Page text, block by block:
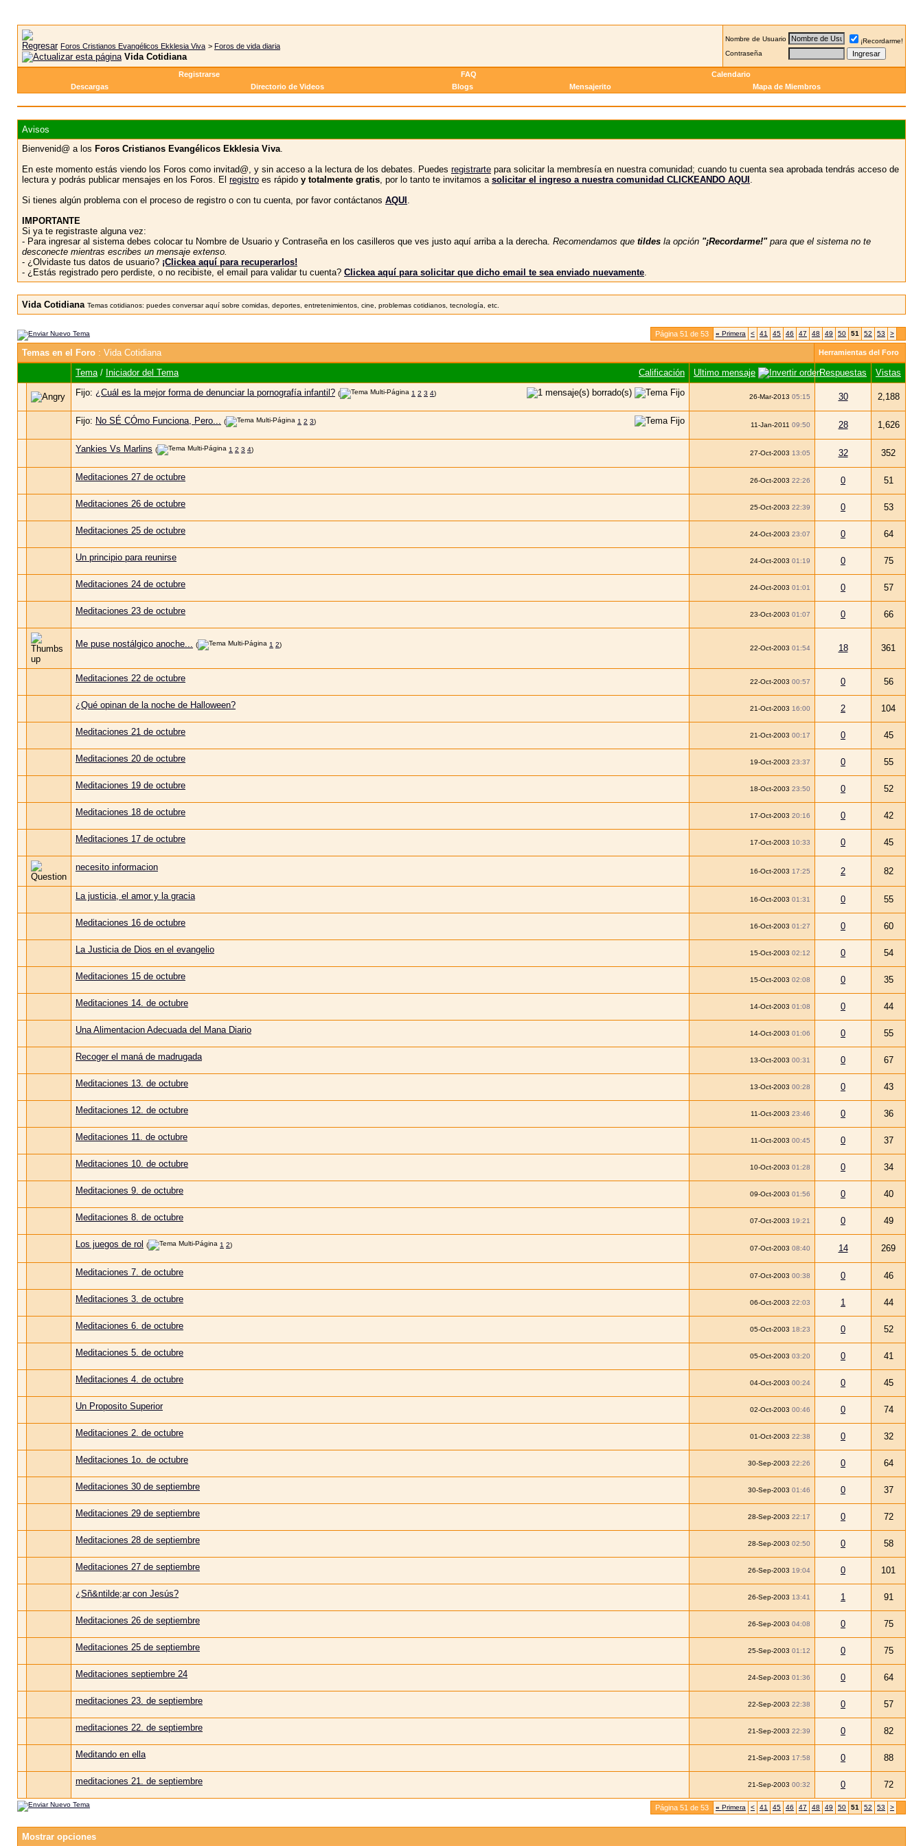
Foros Cristianos Evangélicos Ekklesia Viva > Foros de vida diaria
Vida Cotidiana
Nombre de Usuario
¡Recordarme!
Contraseña
Registrarse FAQ
Calendario
Descargas
Directorio de Videos Blogs Mensajerito Mapa de Miembros
Avisos
Bienvenid@ a los Foros Cristianos Evangélicos Ekklesia Viva.
En este momento estás viendo los Foros como invitad@, y sin acceso a la lectura de los debates. Puedes registrarte para solicitar la membresía en nuestra comunidad; cuando tu cuenta sea aprobada tendrás acceso de
lectura y podrás publicar mensajes en los Foros. El registro es rápido y totalmente gratis, por lo tanto te invitamos a solicitar el ingreso a nuestra comunidad CLICKEANDO AQUI .
Si tienes algún problema con el proceso de registro o con tu cuenta, por favor contáctanos AQUI .
IMPORTANTE
Si ya te registraste alguna vez:
- Para ingresar al sistema debes colocar tu Nombre de Usuario y Contraseña en los casilleros que ves justo aquí arriba a la derecha. Recomendamos que tildes la opción "¡Recordarme!"para que el sistema no te
desconecte mientras escribes un mensaje extenso.
- ¿Olvidaste tus datos de usuario? ¡Clickea aquí para recuperarlos!
- ¿Estás registrado pero perdiste, o no recibiste, el email para validar tu cuenta? Clickea aquí para solicitar que dicho email te sea enviado nuevamente.
Vida Cotidiana Temas cotidianos: puedes conversar aquí sobre comidas, deportes, entretenimientos, cine, problemas cotidianos, tecnología, etc.
Página 51 de 53 « Primera < 41 45 46 47 48 49 50 51 52 53 >
Temas en el Foro : Vida Cotidiana Herramientas del Foro
Calificación
Tema/ Iniciador del Tema Ultimo mensaje Respuestas
Vistas
Fijo: ¿Cuál es la mejor forma de denunciar la pornografía infantil? ( 1 2 3 4) 26-Mar-2013 05:15 30 2,188
Fijo: No SÉ CÓmo Funciona, Pero... ( 1 2 3) 11-Jan-2011 09:50 28 1,626
Yankies Vs Marlins ( 1 2 3 4) 27-Oct-2003 13:05 32 352
Meditaciones 27 de octubre 26-Oct-2003 22:26 0 51
Meditaciones 26 de octubre 25-Oct-2003 22:39 0 53
Meditaciones 25 de octubre 24-Oct-2003 23:07 0 64
Un principio para reunirse 24-Oct-2003 01:19 0 75
Meditaciones 24 de octubre 24-Oct-2003 01:01 0 57
Meditaciones 23 de octubre 23-Oct-2003 01:07 0 66
Me puse nostálgico anoche... ( 1 2) 22-Oct-2003 01:54 18 361
Meditaciones 22 de octubre 22-Oct-2003 00:57 0 56
¿Qué opinan de la noche de Halloween? 21-Oct-2003 16:00 2 104
Meditaciones 21 de octubre 21-Oct-2003 00:17 0 45
Meditaciones 20 de octubre 19-Oct-2003 23:37 0 55
Meditaciones 19 de octubre 18-Oct-2003 23:50 0 52
Meditaciones 18 de octubre 17-Oct-2003 20:16 0 42
Meditaciones 17 de octubre 17-Oct-2003 10:33 0 45
necesito informacion 16-Oct-2003 17:25 2 82
La justicia, el amor y la gracia 16-Oct-2003 01:31 0 55
Meditaciones 16 de octubre 16-Oct-2003 01:27 0 60
La Justicia de Dios en el evangelio 15-Oct-2003 02:12 0 54
Meditaciones 15 de octubre 15-Oct-2003 02:08 0 35
Meditaciones 14. de octubre 14-Oct-2003 01:08 0 44
Una Alimentacion Adecuada del Mana Diario 14-Oct-2003 01:06 0 55
Recoger el maná de madrugada 13-Oct-2003 00:31 0 67
Meditaciones 13. de octubre 13-Oct-2003 00:28 0 43
Meditaciones 12. de octubre 11-Oct-2003 23:46 0 36
Meditaciones 11. de octubre 11-Oct-2003 00:45 0 37
Meditaciones 10. de octubre 10-Oct-2003 01:28 0 34
Meditaciones 9. de octubre 09-Oct-2003 01:56 0 40
Meditaciones 8. de octubre 07-Oct-2003 19:21 0 49
Los juegos de rol ( 1 2) 07-Oct-2003 08:40 14 269
Meditaciones 7. de octubre 07-Oct-2003 00:38 0 46
Meditaciones 3. de octubre 06-Oct-2003 22:03 1 44
Meditaciones 6. de octubre 05-Oct-2003 18:23 0 52
Meditaciones 5. de octubre 05-Oct-2003 03:20 0 41
Meditaciones 4. de octubre 04-Oct-2003 00:24 0 45
Un Proposito Superior 02-Oct-2003 00:46 0 74
Meditaciones 2. de octubre 01-Oct-2003 22:38 0 32
Meditaciones 1o. de octubre 30-Sep-2003 22:26 0 64
Meditaciones 30 de septiembre 30-Sep-2003 01:46 0 37
Meditaciones 29 de septiembre 28-Sep-2003 22:17 0 72
Meditaciones 28 de septiembre 28-Sep-2003 02:50 0 58
Meditaciones 27 de septiembre 26-Sep-2003 19:04 0 101
¿Sñ&ntilde;ar con Jesús? 26-Sep-2003 13:41 1 91
Meditaciones 26 de septiembre 26-Sep-2003 04:08 0 75
Meditaciones 25 de septiembre 25-Sep-2003 01:12 0 75
Meditaciones septiembre 24 24-Sep-2003 01:36 0 64
meditaciones 23. de septiembre 22-Sep-2003 22:38 0 57
meditaciones 22. de septiembre 21-Sep-2003 22:39 0 82
Meditando en ella 21-Sep-2003 17:58 0 88
meditaciones 21. de septiembre 21-Sep-2003 00:32 0 72
Página 51 de 53 « Primera < 41 45 46 47 48 49 50 51 52 53 >
Mostrar opciones